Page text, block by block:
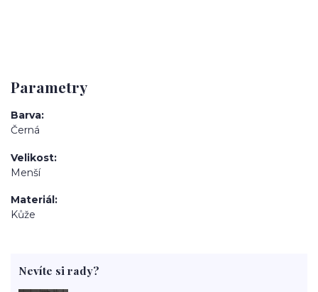
Parametry
Barva
Černá
Velikost
Menší
Materiál
Kůže
Nevíte si rady?